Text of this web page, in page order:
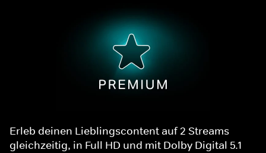
Erleb deinen Lieblingscontent auf 2 Streams
gleichzeitig, in Full HD und mit Dolby Digital 5.1